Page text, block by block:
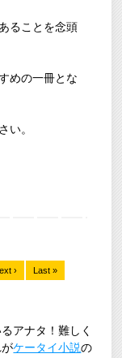
ることを念頭
めの一冊とな
い。
› Last »
アナタ！難しく
ケータイ小説の